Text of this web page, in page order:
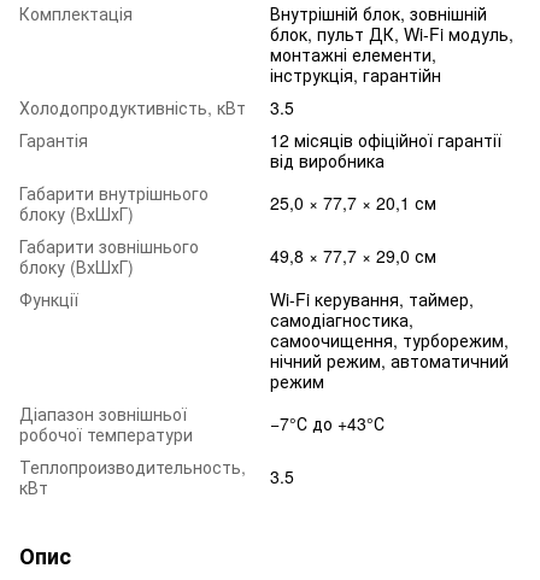
Комплектація
Внутрішній блок, зовнішній
блок, пульт ДК, Wi-Fi модуль,
монтажні елементи,
інструкція, гарантійн
Холодопродуктивність, кВт
3.5
Гарантія
12 місяців офіційної гарантії
від виробника
Габарити внутрішнього
блоку (ВхШхГ)
25,0 × 77,7 × 20,1 см
Габарити зовнішнього
блоку (ВхШхГ)
49,8 × 77,7 × 29,0 см
Функції
Wi-Fi керування, таймер,
самодіагностика,
самоочищення, турборежим,
нічний режим, автоматичний
режим
Діапазон зовнішньої
робочої температури
−7°С до +43°С
Теплопроизводительность,
кВт
3.5
Опис